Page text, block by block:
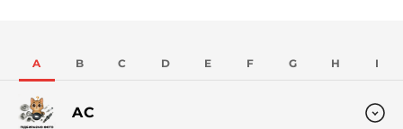
A B C D E F G H I
AC